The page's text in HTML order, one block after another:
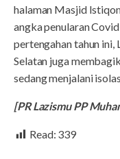
halaman Masjid
angka penularan
pertengahan tahun ini,
Selatan juga
sedang menjalani
[PR Lazismu PP
Read: 339